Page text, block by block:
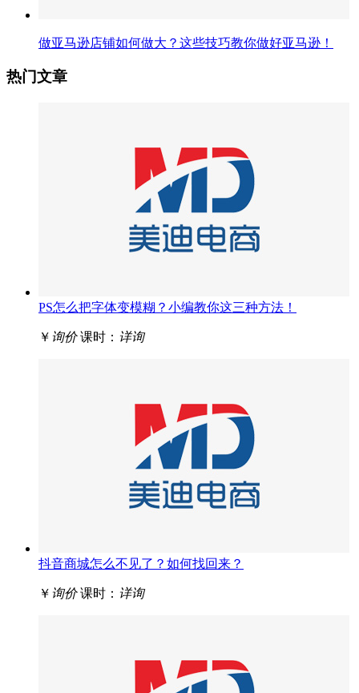
做亚马逊店铺如何做大？这些技巧教你做好亚马逊！
热门文章
PS怎么把字体变模糊？小编教你这三种方法！
￥ 询价 课时： 详询
抖音商城怎么不见了？如何找回来？
￥ 询价 课时： 详询